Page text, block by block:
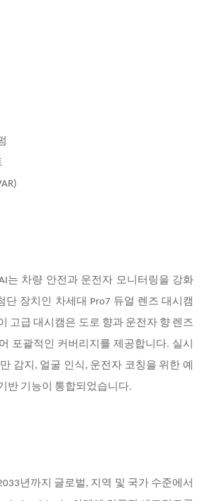
는 차량 안전과 운전자 모니터링을 강화
단 장치인 차세대 Pro7 듀얼 렌즈 대시캠
고급 대시캠은 도로 향과 운전자 향 렌즈
포괄적인 커버리지를 제공합니다. 실시
감지, 얼굴 인식, 운전자 코칭을 위한 예
반 기능이 통합되었습니다.
년까지 글로벌, 지역 및 국가 수준에서